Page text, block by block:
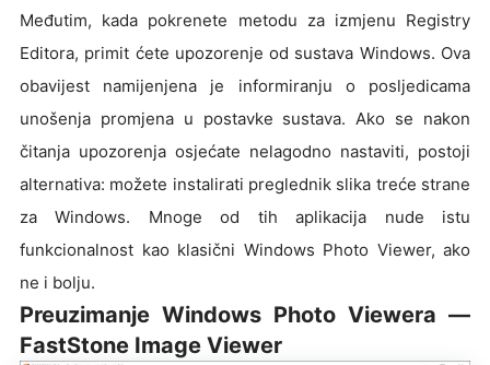
Međutim, kada pokrenete metodu za izmjenu Registry
Editora, primit ćete upozorenje od sustava Windows. Ova
obavijest namijenjena je informiranju o posljedicama
unošenja promjena u postavke sustava. Ako se nakon
čitanja upozorenja osjećate nelagodno nastaviti, postoji
alternativa: možete instalirati preglednik slika treće strane
za Windows. Mnoge od tih aplikacija nude istu
funkcionalnost kao klasični Windows Photo Viewer, ako
ne i bolju.
Preuzimanje Windows Photo Viewera —
FastStone Image Viewer